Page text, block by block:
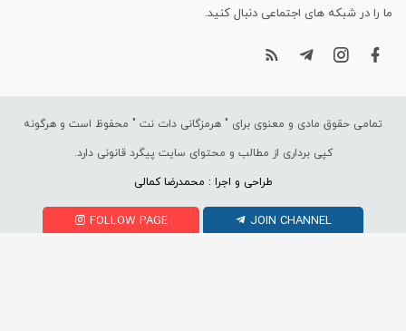
ما را در شبکه های اجتماعی دنبال کنید.
تمامی حقوق مادی و معنوی برای " هرمزگانی دات نت " محفوظ است و هرگونه
کپی برداری از مطالب و محتوای سایت پیگرد قانونی دارد.
طراحی و اجرا : محمدرضا کمالی
FOLLOW PAGE JOIN CHANNEL